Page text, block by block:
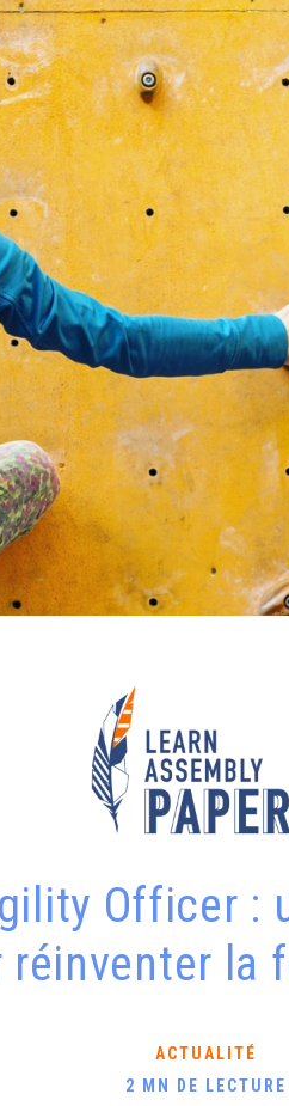
Officer :
réinventer la
ACTUALITÉ
2 MN DE LECTURE